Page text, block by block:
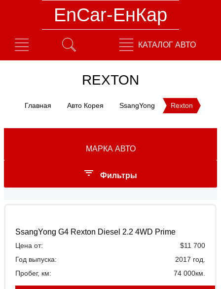
EnCar-ЕнКар
КАТАЛОГ АВТО
REXTON
Главная Авто Корея SsangYong Rexton
МАРКА АВТО
Фильтры
Топливо:
SsangYong G4 Rexton Diesel 2.2 4WD Prime
Цена от:
$11 700
Год выпуска:
2017 год.
Пробег, км:
74 000км.